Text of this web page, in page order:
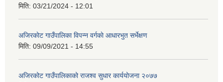
मिति: 03/21/2024 - 12:01
अजिरकाेट गाउँपालिका विपन्न वर्गकाे आधारभुत सर्भेक्षण
मिति: 09/09/2021 - 14:55
अजिरकोट गाउँपालिकाको राजश्व सुधार कार्ययोजना २०७७